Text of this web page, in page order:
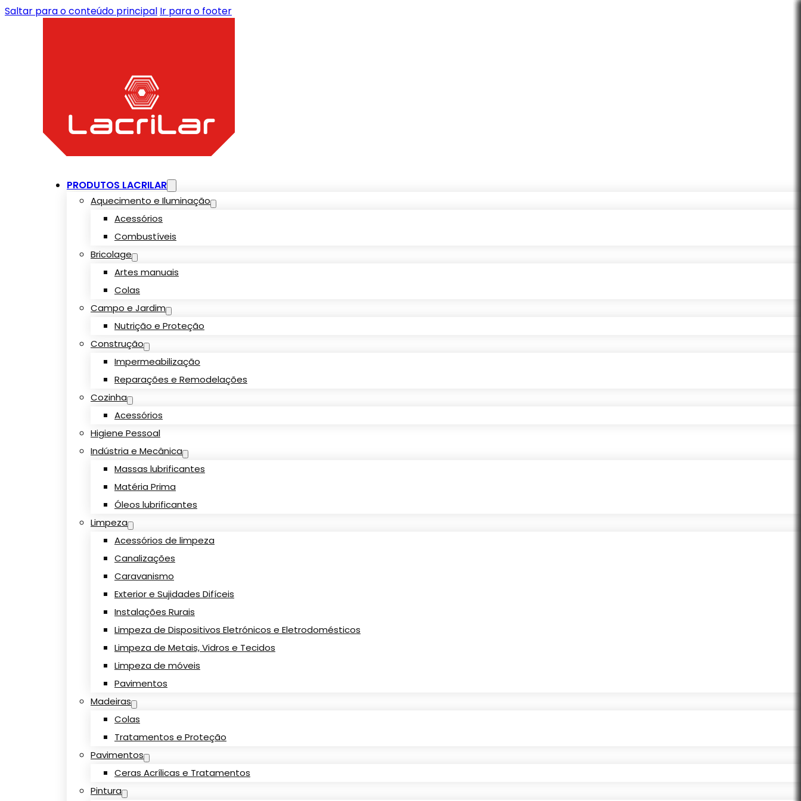
Saltar para o conteúdo principal Ir para o footer
PRODUTOS LACRILAR
Aquecimento e Iluminação
Acessórios
Combustíveis
Bricolage
Artes manuais
Colas
Campo e Jardim
Nutrição e Proteção
Construção
Impermeabilização
Reparações e Remodelações
Cozinha
Acessórios
Higiene Pessoal
Indústria e Mecânica
Massas lubrificantes
Matéria Prima
Óleos lubrificantes
Limpeza
Acessórios de limpeza
Canalizações
Caravanismo
Exterior e Sujidades Difíceis
Instalações Rurais
Limpeza de Dispositivos Eletrónicos e Eletrodomésticos
Limpeza de Metais, Vidros e Tecidos
Limpeza de móveis
Pavimentos
Madeiras
Colas
Tratamentos e Proteção
Pavimentos
Ceras Acrílicas e Tratamentos
Pintura